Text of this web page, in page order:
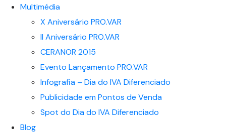
Multimédia
X Aniversário PRO.VAR
II Aniversário PRO.VAR
CERANOR 2015
Evento Lançamento PRO.VAR
Infografia – Dia do IVA Diferenciado
Publicidade em Pontos de Venda
Spot do Dia do IVA Diferenciado
Blog